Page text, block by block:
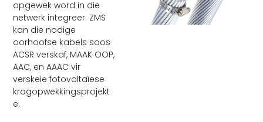
opgewek word in die
netwerk integreer. ZMS
kan die nodige
oorhoofse kabels soos
ACSR verskaf, MAAK OOP,
AAC, en AAAC vir
verskeie fotovoltaïese
kragopwekkingsprojekt
e.